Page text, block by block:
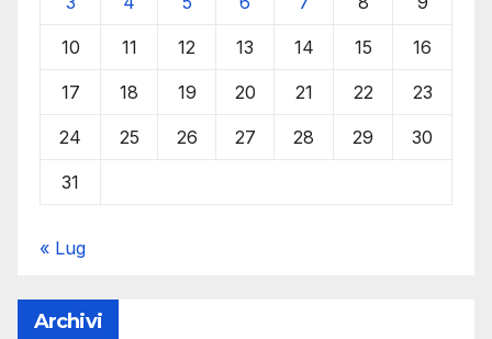
10 11 12 13 14 15 16
17 18 19 20 21 22 23
24 25 26 27 28 29 30
31
« Lug
Archivi